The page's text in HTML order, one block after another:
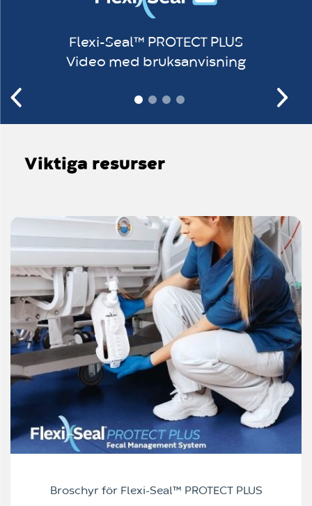
Flexi-Seal™ PROTECT PLUS
Video med bruksanvisning
Viktiga resurser
Broschyr för Flexi-Seal™ PROTECT PLUS